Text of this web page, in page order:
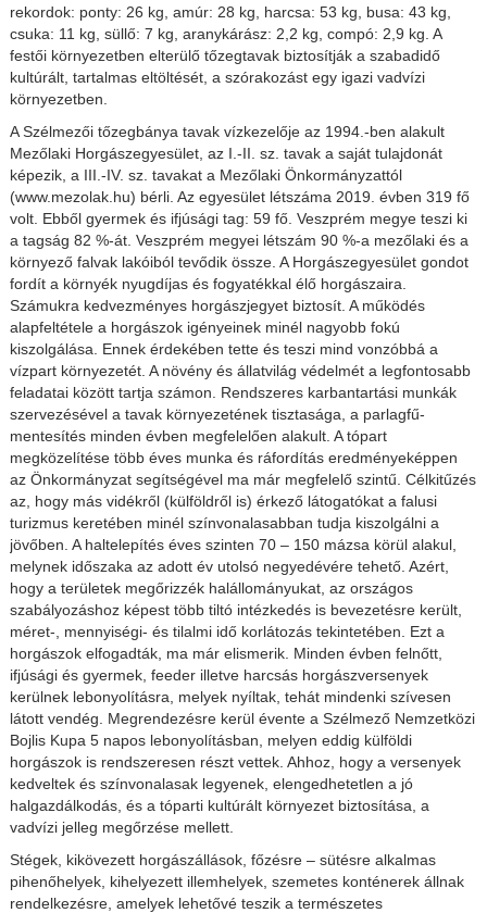
rekordok: ponty: 26 kg, amúr: 28 kg, harcsa: 53 kg, busa: 43 kg,
csuka: 11 kg, süllő: 7 kg, aranykárász: 2,2 kg, compó: 2,9 kg. A
festői környezetben elterülő tőzegtavak biztosítják a szabadidő
kultúrált, tartalmas eltöltését, a szórakozást egy igazi vadvízi
környezetben.
A Szélmezői tőzegbánya tavak vízkezelője az 1994.-ben alakult
Mezőlaki Horgászegyesület, az I.-II. sz. tavak a saját tulajdonát
képezik, a III.-IV. sz. tavakat a Mezőlaki Önkormányzattól
(www.mezolak.hu) bérli. Az egyesület létszáma 2019. évben 319 fő
volt. Ebből gyermek és ifjúsági tag: 59 fő. Veszprém megye teszi ki
a tagság 82 %-át. Veszprém megyei létszám 90 %-a mezőlaki és a
környező falvak lakóiból tevődik össze. A Horgászegyesület gondot
fordít a környék nyugdíjas és fogyatékkal élő horgászaira.
Számukra kedvezményes horgászjegyet biztosít. A működés
alapfeltétele a horgászok igényeinek minél nagyobb fokú
kiszolgálása. Ennek érdekében tette és teszi mind vonzóbbá a
vízpart környezetét. A növény és állatvilág védelmét a legfontosabb
feladatai között tartja számon. Rendszeres karbantartási munkák
szervezésével a tavak környezetének tisztasága, a parlagfű-
mentesítés minden évben megfelelően alakult. A tópart
megközelítése több éves munka és ráfordítás eredményeképpen
az Önkormányzat segítségével ma már megfelelő szintű. Célkitűzés
az, hogy más vidékről (külföldről is) érkező látogatókat a falusi
turizmus keretében minél színvonalasabban tudja kiszolgálni a
jövőben. A haltelepítés éves szinten 70 – 150 mázsa körül alakul,
melynek időszaka az adott év utolsó negyedévére tehető. Azért,
hogy a területek megőrizzék halállományukat, az országos
szabályozáshoz képest több tiltó intézkedés is bevezetésre került,
méret-, mennyiségi- és tilalmi idő korlátozás tekintetében. Ezt a
horgászok elfogadták, ma már elismerik. Minden évben felnőtt,
ifjúsági és gyermek, feeder illetve harcsás horgászversenyek
kerülnek lebonyolításra, melyek nyíltak, tehát mindenki szívesen
látott vendég. Megrendezésre kerül évente a Szélmező Nemzetközi
Bojlis Kupa 5 napos lebonyolításban, melyen eddig külföldi
horgászok is rendszeresen részt vettek. Ahhoz, hogy a versenyek
kedveltek és színvonalasak legyenek, elengedhetetlen a jó
halgazdálkodás, és a tóparti kultúrált környezet biztosítása, a
vadvízi jelleg megőrzése mellett.
Stégek, kikövezett horgászállások, főzésre – sütésre alkalmas
pihenőhelyek, kihelyezett illemhelyek, szemetes konténerek állnak
rendelkezésre, amelyek lehetővé teszik a természetes